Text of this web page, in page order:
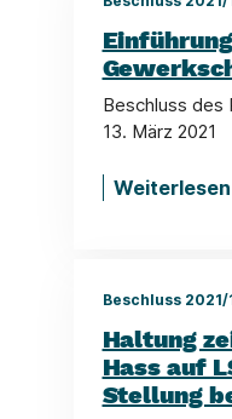
Beschluss des
13. März 2021
Weiterlesen
Beschluss 2021/
Haltung
Hass auf
Stellung